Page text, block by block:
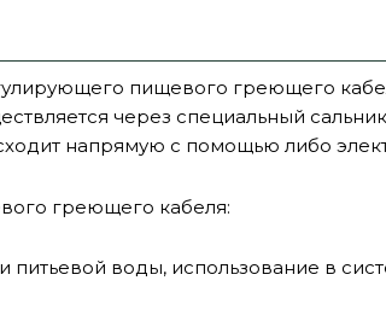
пищевого греющего
через специальный
напрямую с помощью либо
греющего кабеля:
воды, использование в